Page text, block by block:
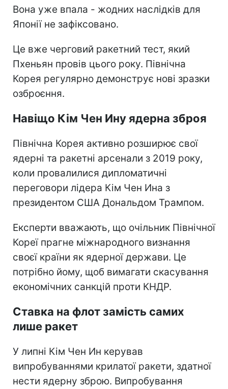
Вона уже впала - жодних наслідків для
Японії не зафіксовано.
Це вже черговий ракетний тест, який
Пхеньян провів цього року. Північна
Корея регулярно демонструє нові зразки
озброєння.
Навіщо Кім Чен Ину ядерна зброя
Північна Корея активно розширює свої
ядерні та ракетні арсенали з 2019 року,
коли провалилися дипломатичні
переговори лідера Кім Чен Ина з
президентом США Дональдом Трампом.
Експерти вважають, що очільник Північної
Кореї прагне міжнародного визнання
своєї країни як ядерної держави. Це
потрібно йому, щоб вимагати скасування
економічних санкцій проти КНДР.
Ставка на флот замість самих
лише ракет
У липні Кім Чен Ин керував
випробуваннями крилатої ракети, здатної
нести ядерну зброю. Випробування